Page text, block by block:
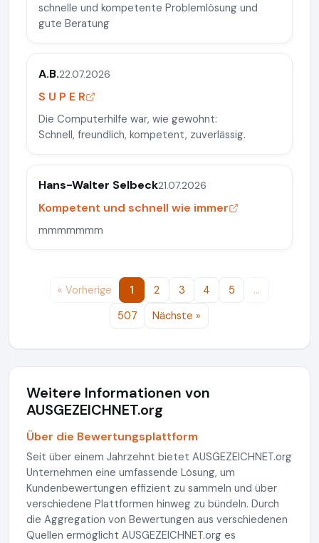
schnelle und kompetente Problemlösung und
gute Beratung
A.B.22.07.2026
S U P E R
Die Computerhilfe war, wie gewohnt:
Schnell, freundlich, kompetent, zuverlässig.
Hans-Walter Selbeck21.07.2026
Kompetent und schnell wie immer
mmmmmmm
« Vorherige 1 2 3 4 5
…
507
Nächste »
Weitere Informationen von
AUSGEZEICHNET.org
Über die Bewertungsplattform
Seit über einem Jahrzehnt bietet AUSGEZEICHNET.org
Unternehmen eine umfassende Lösung, um
Kundenbewertungen effizient zu sammeln und über
verschiedene Plattformen hinweg zu bündeln. Durch
die Aggregation von Bewertungen aus verschiedenen
Quellen ermöglicht AUSGEZEICHNET.org es